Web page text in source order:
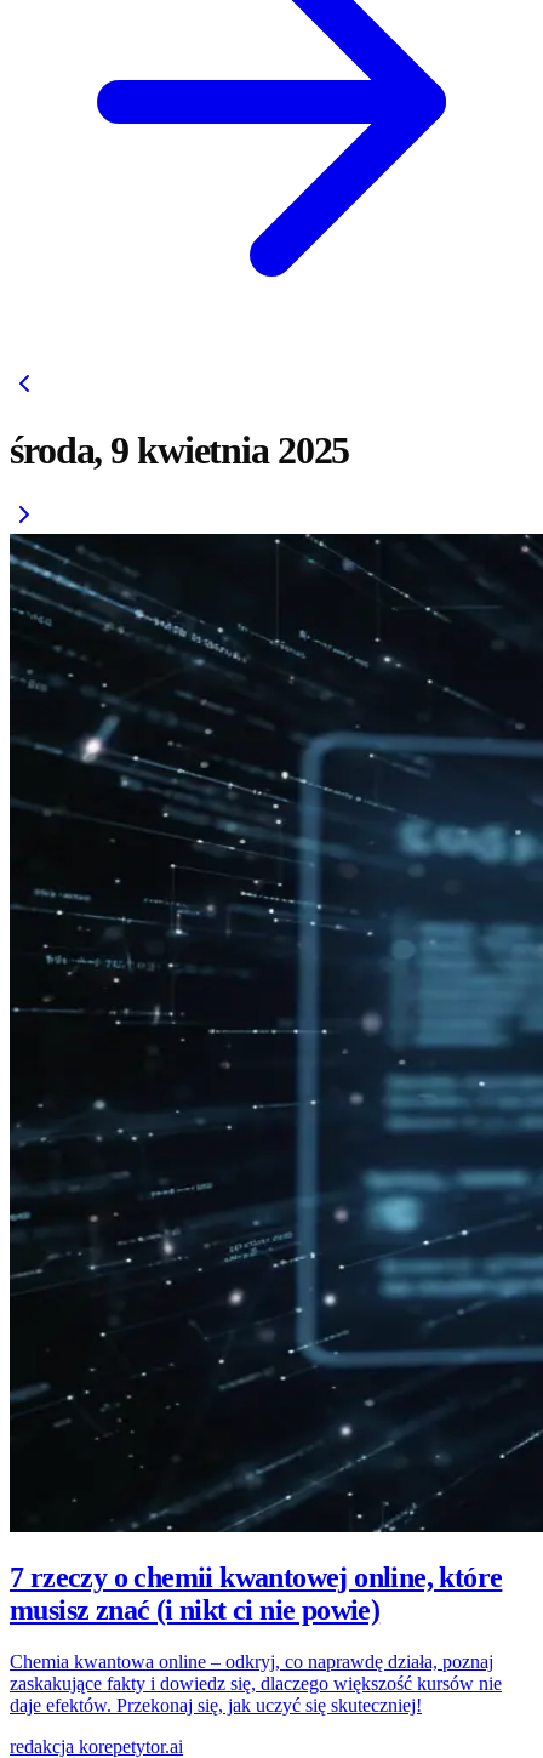
środa, 9 kwietnia 2025
7 rzeczy o chemii kwantowej online, które
musisz znać (i nikt ci nie powie)
Chemia kwantowa online – odkryj, co naprawdę działa, poznaj
zaskakujące fakty i dowiedz się, dlaczego większość kursów nie
daje efektów. Przekonaj się, jak uczyć się skuteczniej!
redakcja korepetytor.ai